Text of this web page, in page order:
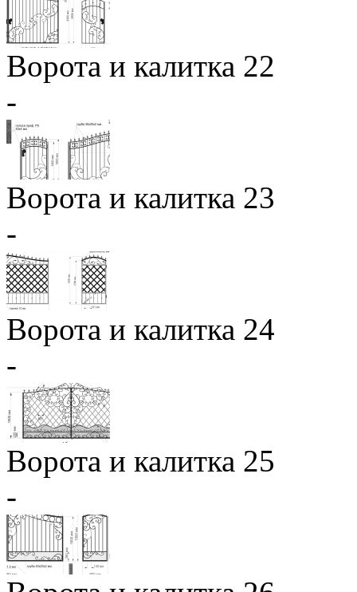
Ворота и калитка 22
-
Ворота и калитка 23
-
Ворота и калитка 24
-
Ворота и калитка 25
-